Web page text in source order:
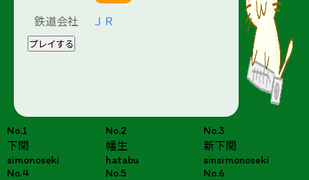
鉄道会社 ＪＲ
プレイする
No.1
下関
simonoseki
No.2
幡生
hatabu
No.3
新下関
sinsimonoseki
No.4
No.5
No.6